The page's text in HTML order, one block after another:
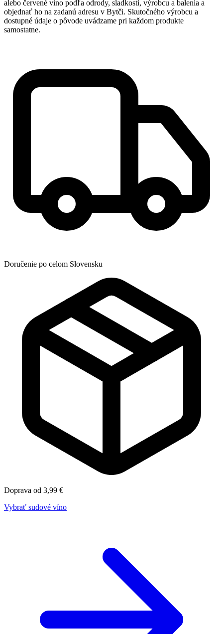
alebo červené víno podľa odrody, sladkosti, výrobcu a balenia a
objednať ho na zadanú adresu v Bytči. Skutočného výrobcu a
dostupné údaje o pôvode uvádzame pri každom produkte
samostatne.
Doručenie po celom Slovensku
Doprava od 3,99 €
Vybrať sudové víno